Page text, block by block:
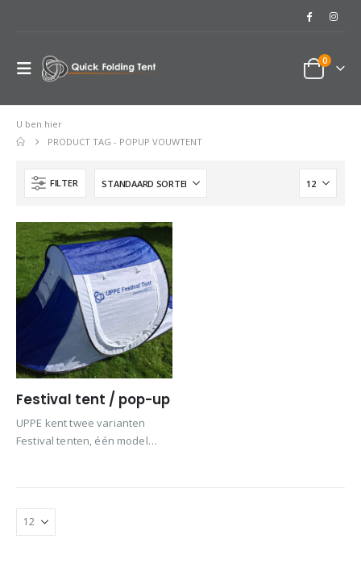
0
U ben hier
PRODUCT TAG - POPUP VOUWTENT
FILTER
Festival tent / pop-up
UPPE kent twee varianten
Festival tenten, één model
de populaire Festival tent om…